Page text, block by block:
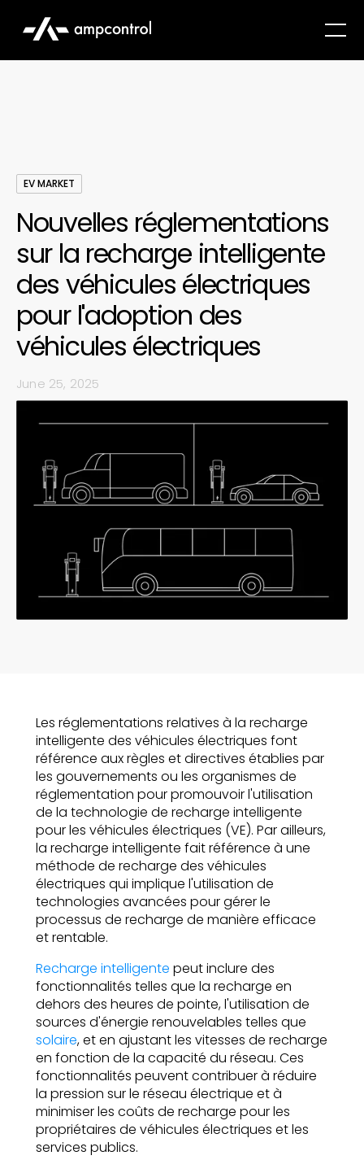
EV MARKET
Nouvelles réglementations
sur la recharge intelligente
des véhicules électriques
pour l'adoption des
véhicules électriques
June 25, 2025
Les réglementations relatives à la recharge
intelligente des véhicules électriques font
référence aux règles et directives établies par
les gouvernements ou les organismes de
réglementation pour promouvoir l'utilisation
de la technologie de recharge intelligente
pour les véhicules électriques (VE). Par ailleurs,
la recharge intelligente fait référence à une
méthode de recharge des véhicules
électriques qui implique l'utilisation de
technologies avancées pour gérer le
processus de recharge de manière efficace
et rentable.
Recharge intelligente peut inclure des
fonctionnalités telles que la recharge en
dehors des heures de pointe, l'utilisation de
sources d'énergie renouvelables telles que
solaire, et en ajustant les vitesses de recharge
en fonction de la capacité du réseau. Ces
fonctionnalités peuvent contribuer à réduire
la pression sur le réseau électrique et à
minimiser les coûts de recharge pour les
propriétaires de véhicules électriques et les
services publics.